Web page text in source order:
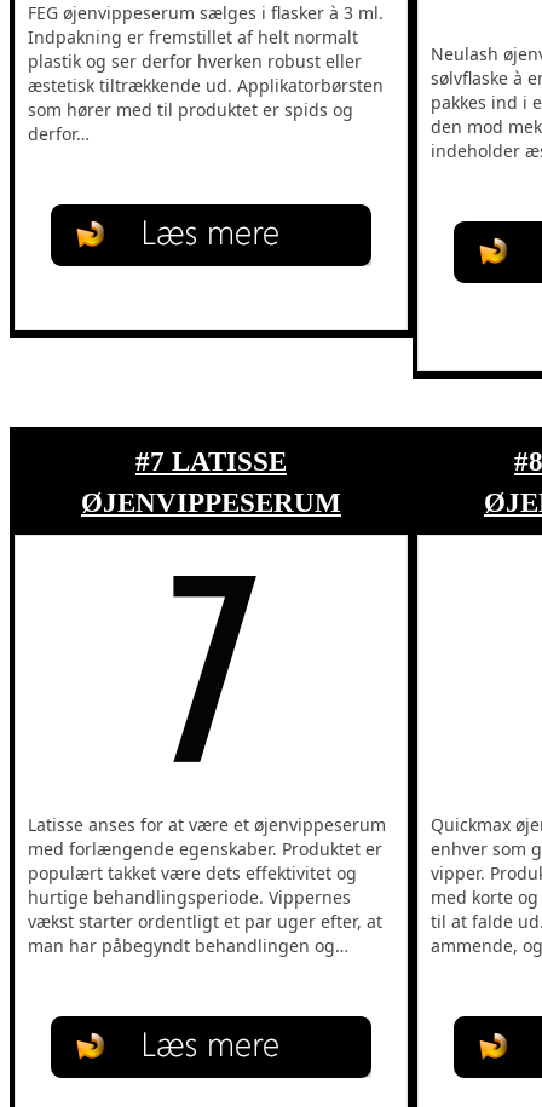
FEG øjenvippeserum sælges i flasker à 3 ml.
Indpakning er fremstillet af helt normalt
plastik og ser derfor hverken robust eller
æstetisk tiltrækkende ud. Applikatorbørsten
som hører med til produktet er spids og
derfor…
Neulash
sølvflaske à
pakkes ind i
den mod
indeholder
#7 LATISSE
ØJENVIPPESERUM
Latisse anses for at være et øjenvippeserum
med forlængende egenskaber. Produktet er
populært takket være dets effektivitet og
hurtige behandlingsperiode. Vippernes
vækst starter ordentligt et par uger efter, at
man har påbegyndt behandlingen og…
Quickmax
enhver som
vipper.
med korte
til at falde
ammende,